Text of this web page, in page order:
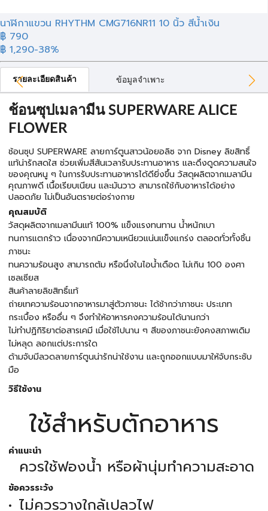
นาฬิกาแขวน RHYTHM CMG716NR11 10 นิ้ว สีน้ำเงิน
฿ 790
฿ 1,290-38%
รายละเอียดสินค้า ข้อมูลจำเพาะ
ช้อนซุปเมลามีน SUPERWARE ALICE
FLOWER
ช้อนซุป SUPERWARE ลายการ์ตูนสาวน้อยอลิซ จาก Disney ลิขสิทธิ์
แท้น่ารักสดใส ช่วยเพิ่มสีสันเวลารับประทานอาหาร และดึงดูดความสนใจ
ของคุณหนู ๆ ในการรับประทานอาหารได้ดียิ่งขึ้น วัสดุผลิตจากเมลามีน
คุณภาพดี เนื้อเรียบเนียน และมันวาว สามารถใช้กับอาหารได้อย่าง
ปลอดภัย ไม่เป็นอันตรายต่อร่างกาย
คุณสมบัติ
วัสดุผลิตจากเมลามีนแท้ 100% แข็งแรงทนทาน น้ำหนักเบา
ทนการแตกร้าว เนื่องจากมีความเหนียวแน่นแข็งแกร่ง ตลอดทั่วทั้งชิ้น
ภาชนะ
ทนความร้อนสูง สามารถต้ม หรือนึ่งในไอน้ำเดือด ไม่เกิน 100 องศา
เซลเซียส
สินค้าลายลิขสิทธิ์แท้
ถ่ายเทความร้อนจากอาหารมาสู่ตัวภาชนะ ได้ช้ากว่าภาชนะ ประเภท
กระเบื้อง หรืออื่น ๆ จึงทำให้อาหารคงความร้อนได้นานกว่า
ไม่ทำปฏิกิริยาต่อสารเคมี เมื่อใช้ไปนาน ๆ สีของภาชนะยังคงสภาพเดิม
ไม่หลุด ลอกแต่ประการใด
ด้ามจับมีลวดลายการ์ตูนน่ารักน่าใช้งาน และถูกออกแบบมาให้จับกระชับ
มือ
วิธีใช้งาน
ใช้สำหรับตักอาหาร
คำแนะนำ
ควรใช้ฟองน้ำ หรือผ้านุ่มทำความสะอาด
ข้อควรระวัง
ไม่ควรวางใกล้เปลวไฟ